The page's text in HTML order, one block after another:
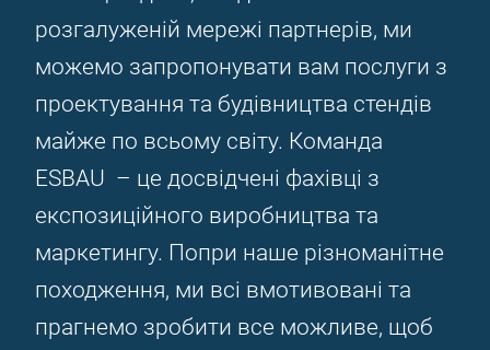
розгалуженій мережі партнерів, ми
можемо запропонувати вам послуги з
проектування та будівництва стендів
майже по всьому світу. Команда
ESBAU – це досвідчені фахівці з
експозиційного виробництва та
маркетингу. Попри наше різноманітне
походження, ми всі вмотивовані та
прагнемо зробити все можливе, щоб